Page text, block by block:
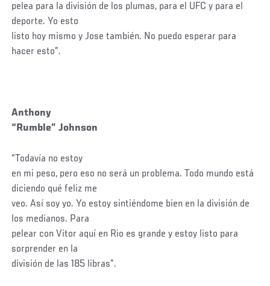
pelea para la división de los plumas, para el UFC y para el
deporte. Yo esto
listo hoy mismo y Jose también. No puedo esperar para
hacer esto”.
Anthony
“Rumble” Johnson
“Todavía no estoy
en mi peso, pero eso no será un problema. Todo mundo está
diciendo qué feliz me
veo. Así soy yo. Yo estoy sintiéndome bien en la división de
los medianos. Para
pelear con Vitor aquí en Rio es grande y estoy listo para
sorprender en la
división de las 185 libras”.